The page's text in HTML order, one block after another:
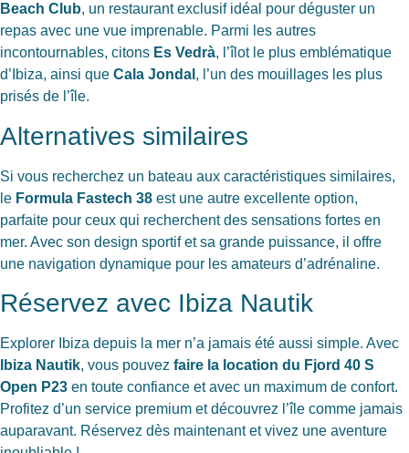
Beach Club, un restaurant exclusif idéal pour déguster un
repas avec une vue imprenable. Parmi les autres
incontournables, citons Es Vedrà, l’îlot le plus emblématique
d’Ibiza, ainsi que Cala Jondal , l’un des mouillages les plus
prisés de l’île.
Alternatives similaires
Si vous recherchez un bateau aux caractéristiques similaires,
le Formula Fastech 38 est une autre excellente option,
parfaite pour ceux qui recherchent des sensations fortes en
mer. Avec son design sportif et sa grande puissance, il offre
une navigation dynamique pour les amateurs d’adrénaline.
Réservez avec Ibiza Nautik
Explorer Ibiza depuis la mer n’a jamais été aussi simple. Avec
Ibiza Nautik, vous pouvez faire la location du Fjord 40 S
Open P23 en toute confiance et avec un maximum de confort.
Profitez d’un service premium et découvrez l’île comme jamais
auparavant. Réservez dès maintenant et vivez une aventure